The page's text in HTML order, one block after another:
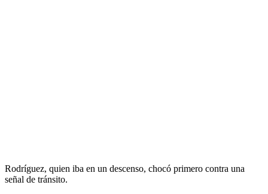
Rodríguez, quien iba en un descenso, chocó primero contra una
señal de tránsito.